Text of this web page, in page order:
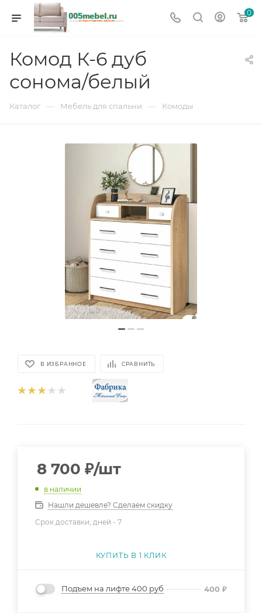
0
Комод К-6 дуб
сонома/белый
Каталог — Мебель для спальни — Комоды
В ИЗБРАННОЕ СРАВНИТЬ
8 700 ₽/шт
в наличии
Нашли дешевле? Сделаем скидку
Срок доставки, дней - 7
КУПИТЬ В 1 КЛИК
Подъем на лифте 400 руб 400 ₽